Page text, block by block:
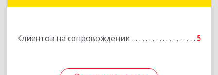
Клиентов на сопровождении 5